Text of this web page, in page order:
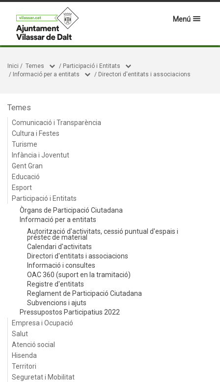
Menú
Inici / Temes / Participació i Entitats
/ Informació per a entitats / Directori d'entitats i associacions
Temes
Comunicació i Transparència
Cultura i Festes
Turisme
Infància i Joventut
Gent Gran
Educació
Esport
Participació i Entitats
Òrgans de Participació Ciutadana
Informació per a entitats
Autorització d'activitats, cessió puntual d'espais i
préstec de material
Calendari d'activitats
Directori d'entitats i associacions
Informació i consultes
OAC 360 (suport en la tramitació)
Registre d'entitats
Reglament de Participació Ciutadana
Subvencions i ajuts
Pressupostos Participatius 2022
Empresa i Ocupació
Salut
Atenció social
Hisenda
Territori
Seguretat i Mobilitat